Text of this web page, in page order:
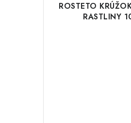
ROSTETO
RASTLINY